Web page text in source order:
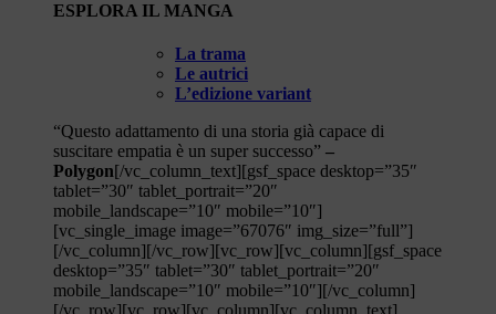
ESPLORA IL MANGA
La trama
Le autrici
L’edizione variant
“Questo adattamento di una storia già capace di
suscitare empatia è un super successo” –
Polygon[/vc_column_text][gsf_space desktop=”35″
tablet=”30″ tablet_portrait=”20″
mobile_landscape=”10″ mobile=”10″]
[vc_single_image image=”67076″ img_size=”full”]
[/vc_column][/vc_row][vc_row][vc_column][gsf_space
desktop=”35″ tablet=”30″ tablet_portrait=”20″
mobile_landscape=”10″ mobile=”10″][/vc_column]